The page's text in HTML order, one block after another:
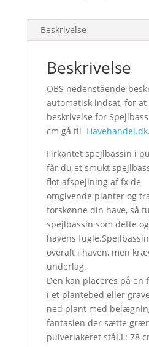
Beskrivelse
Beskrivelse
OBS nedenstående
automatisk indsat, for
beskrivelse for
cm gå til Havehandel.dk.
Firkantet spejlbassin i
får du et smukt
flot afspejlning af fx de
omgivende planter og
forskønne din have, så
spejlbassin som dette
havens
overalt i haven, men
underlag.
Den kan placeres på en
i et plantebed eller
ned plant med
fantasien der sætte
pulverlakeret stål.L: 78